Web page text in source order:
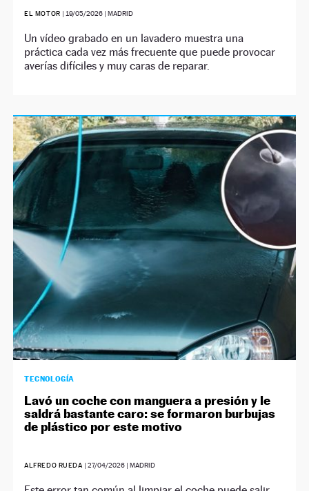
EL MOTOR | 19/05/2026| MADRID
Un vídeo grabado en un lavadero muestra una
práctica cada vez más frecuente que puede provocar
averías difíciles y muy caras de reparar.
TECNOLOGÍA
Lavó un coche con manguera a presión y le
saldrá bastante caro: se formaron burbujas
de plástico por este motivo
ALFREDO RUEDA | 27/04/2026| MADRID